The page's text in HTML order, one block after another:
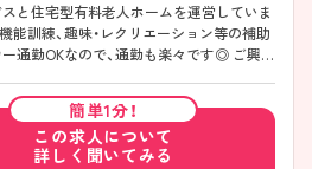
と住宅型有料老人ホームを運営していま
簡単1分！
この求人について
詳しく聞いてみる